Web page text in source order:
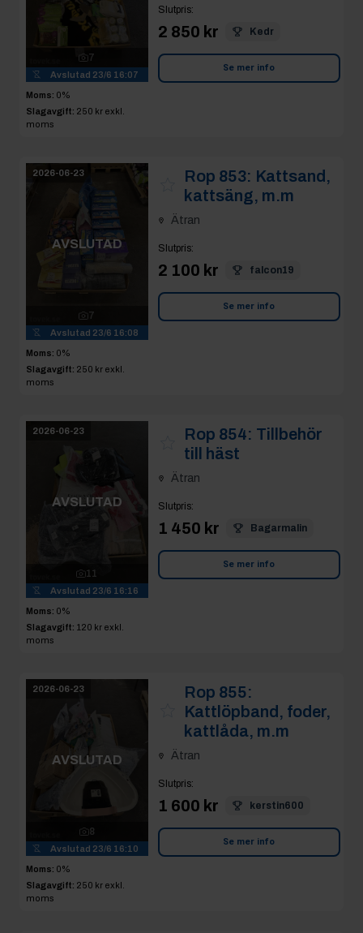
7
Avslutad 23/6 16:07
Moms: 0%
Slagavgift: 250 kr exkl.
moms
Slutpris:
2 850 kr Kedr
Se mer info
2026-06-23
AVSLUTAD
7
Avslutad 23/6 16:08
Moms: 0%
Slagavgift: 250 kr exkl.
moms
Rop 853: Kattsand,
kattsäng, m.m
Ätran
Slutpris:
2 100 kr falcon19
Se mer info
2026-06-23
AVSLUTAD
11
Avslutad 23/6 16:16
Moms: 0%
Slagavgift: 120 kr exkl.
moms
Rop 854: Tillbehör
till häst
Ätran
Slutpris:
1 450 kr Bagarmalin
Se mer info
2026-06-23
AVSLUTAD
8
Avslutad 23/6 16:10
Moms: 0%
Slagavgift: 250 kr exkl.
moms
Rop 855:
Kattlöpband, foder,
kattlåda, m.m
Ätran
Slutpris:
1 600 kr kerstin600
Se mer info